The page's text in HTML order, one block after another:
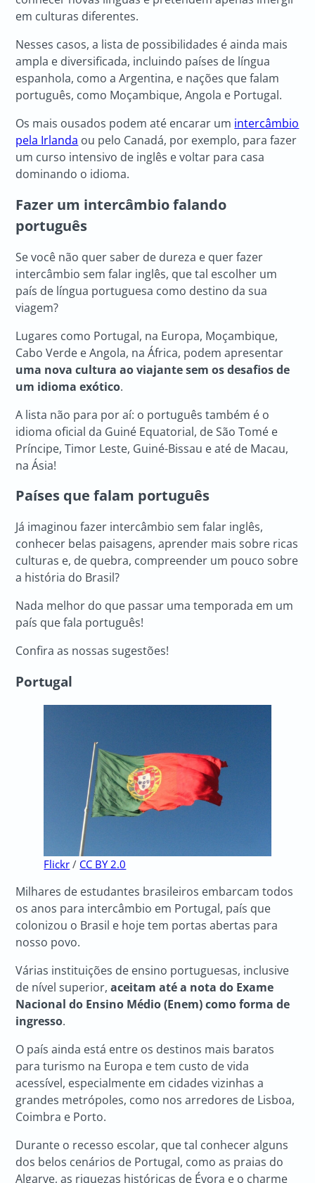
em culturas diferentes.
Nesses casos, a lista de possibilidades é ainda mais
ampla e diversificada, incluindo países de língua
espanhola, como a Argentina, e nações que falam
português, como Moçambique, Angola e Portugal.
Os mais ousados podem até encarar um intercâmbio
pela Irlanda ou pelo Canadá, por exemplo, para fazer
um curso intensivo de inglês e voltar para casa
dominando o idioma.
Fazer um intercâmbio falando
português
Se você não quer saber de dureza e quer fazer
intercâmbio sem falar inglês, que tal escolher um
país de língua portuguesa como destino da sua
viagem?
Lugares como Portugal, na Europa, Moçambique,
Cabo Verde e Angola, na África, podem apresentar
uma nova cultura ao viajante sem os desafios de
um idioma exótico.
A lista não para por aí: o português também é o
idioma oficial da Guiné Equatorial, de São Tomé e
Príncipe, Timor Leste, Guiné-Bissau e até de Macau,
na Ásia!
Países que falam português
Já imaginou fazer intercâmbio sem falar inglês,
conhecer belas paisagens, aprender mais sobre ricas
culturas e, de quebra, compreender um pouco sobre
a história do Brasil?
Nada melhor do que passar uma temporada em um
país que fala português!
Confira as nossas sugestões!
Portugal
Flickr / CC BY 2.0
Milhares de estudantes brasileiros embarcam todos
os anos para intercâmbio em Portugal, país que
colonizou o Brasil e hoje tem portas abertas para
nosso povo.
Várias instituições de ensino portuguesas, inclusive
de nível superior,aceitam até a nota do Exame
Nacional do Ensino Médio (Enem) como forma de
ingresso.
O país ainda está entre os destinos mais baratos
para turismo na Europa e tem custo de vida
acessível, especialmente em cidades vizinhas a
grandes metrópoles, como nos arredores de Lisboa,
Coimbra e Porto.
Durante o recesso escolar, que tal conhecer alguns
dos belos cenários de Portugal, como as praias do
Algarve, as riquezas históricas de Évora e o charme